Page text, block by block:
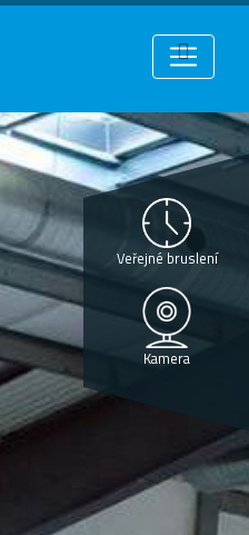
Veřejné bruslení
Kamera